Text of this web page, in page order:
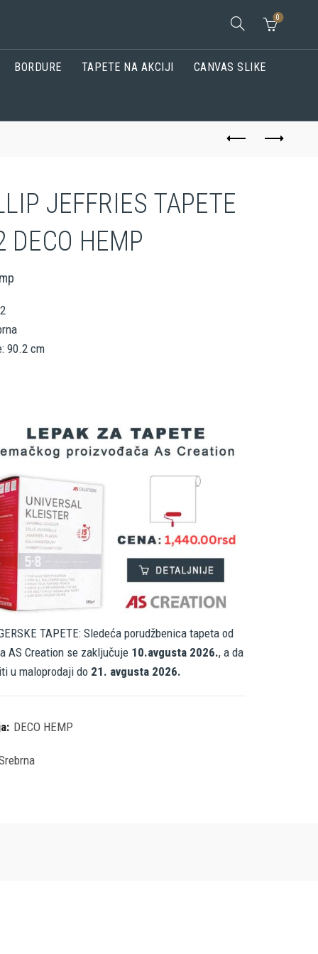
0
BORDURE TAPETE NA AKCIJI CANVAS SLIKE
JEFFRIES TAPETE
DECO HEMP
90.2 cm
TAPETE: Sledeća porudžbenica tapeta od
AS Creation se zaključuje 10.avgusta 2026., a da
u maloprodaji do 21. avgusta 2026.
DECO HEMP